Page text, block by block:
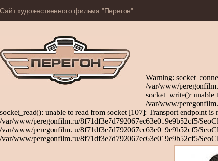
Сайт художественного фильма "Перегон"
Warning:
/var/www/
socket_write(): unable
/var/www/
socket_read(): unable to read from socket [107]: Transport endpoint is
/var/www/peregonfilm.ru/8f71df3e7d792067ec63e019e9b52cf5/
/var/www/peregonfilm.ru/8f71df3e7d792067ec63e019e9b52cf5/
/var/www/peregonfilm.ru/8f71df3e7d792067ec63e019e9b52cf5/